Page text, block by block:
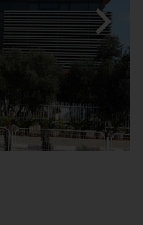
chevron_right